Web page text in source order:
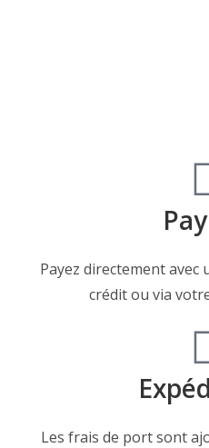
Payez directement avec
crédit ou via
Les frais de port sont